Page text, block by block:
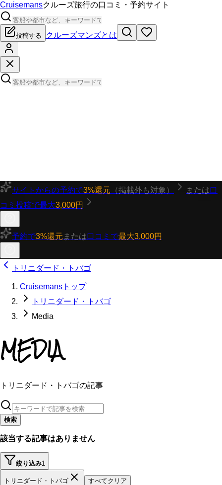
Cruisemansクルーズ旅行の口コミ・予約サイト
投稿する クルーズマンズとは
サイトからの予約で3%還元 （掲載外も対象） または口
コミ投稿で最大3,000円
予約で3%還元 または口コミで最大3,000円
トリニダード・トバゴ
Cruisemansトップ
トリニダード・トバゴ
Media
MEDIA
トリニダード・トバゴの記事
検索
該当する記事はありません
絞り込み1
トリニダード・トバゴ すべてクリア